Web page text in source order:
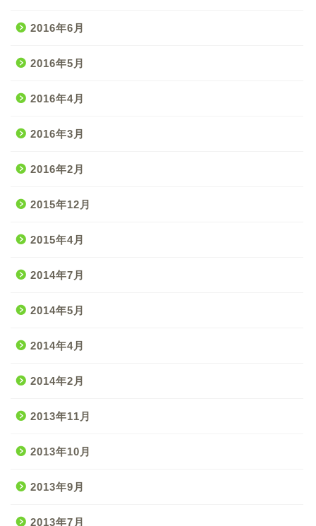
2016年6月
2016年5月
2016年4月
2016年3月
2016年2月
2015年12月
2015年4月
2014年7月
2014年5月
2014年4月
2014年2月
2013年11月
2013年10月
2013年9月
2013年7月